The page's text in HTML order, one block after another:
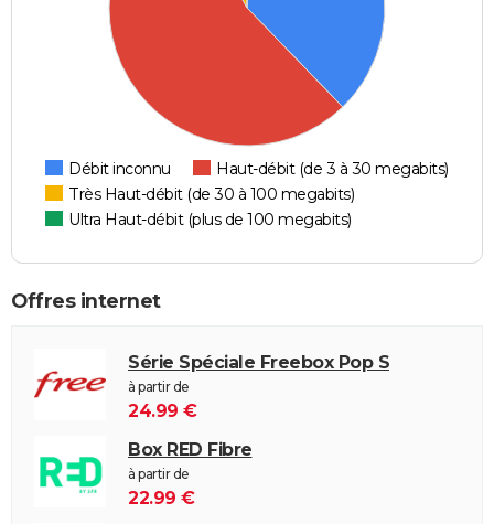
Débit inconnu
Haut-débit (de 3 à 30 megabits)
Très Haut-débit (de 30 à 100 megabits)
Ultra Haut-débit (plus de 100 megabits)
Offres internet
Série Spéciale Freebox Pop S
à partir de
24.99 €
Box RED Fibre
à partir de
22.99 €